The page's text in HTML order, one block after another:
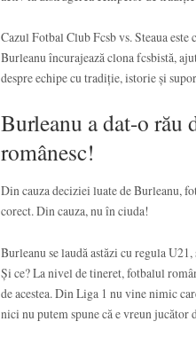
Cazul Fotbal Club Fcsb vs. Steaua
Burleanu încurajează clona fcsbistă,
despre echipe cu tradiție, istorie și
Burleanu a dat-o
românesc!
Din cauza deciziei luate de Burleanu,
corect. Din cauza, nu în ciuda!
Burleanu se laudă astăzi cu regula
Și ce? La nivel de tineret, fotbalul
de acestea. Din Liga 1 nu vine nimic
nici nu putem spune că e vreun jucător